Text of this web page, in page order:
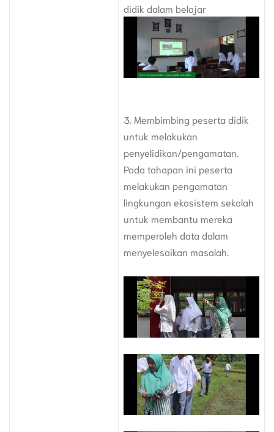
didik dalam belajar
3. Membimbing peserta didik
untuk melakukan
penyelidikan/pengamatan.
Pada tahapan ini peserta
melakukan pengamatan
lingkungan ekosistem sekolah
untuk membantu mereka
memperoleh data dalam
menyelesaikan masalah.